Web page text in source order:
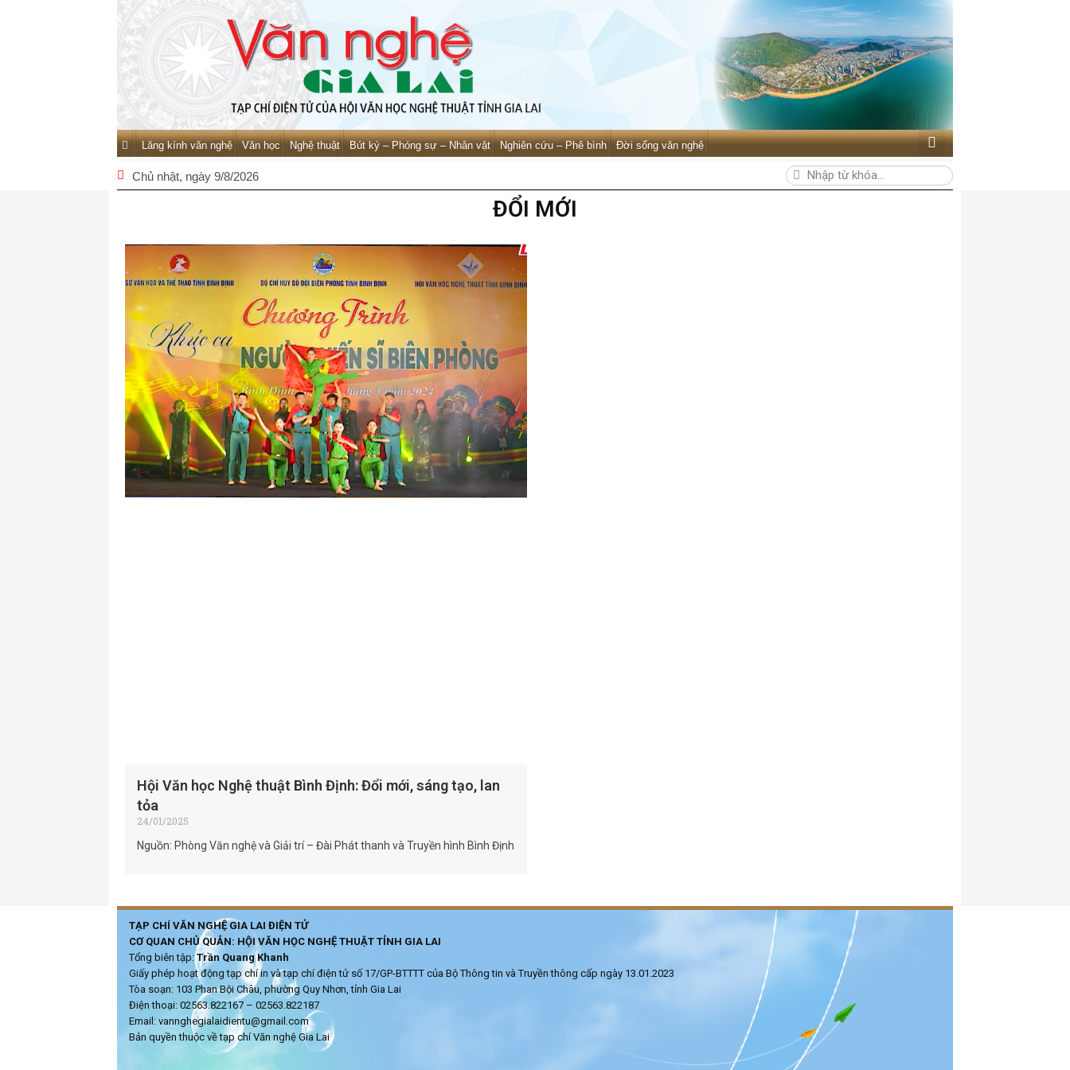
Lăng kính văn nghệ Văn học Nghệ thuật Bút ký – Phóng sự – Nhân vật Nghiên cứu – Phê bình Đời sống văn nghệ
Chủ nhật, ngày 9/8/2026
ĐỔI MỚI
Hội Văn học Nghệ thuật Bình Định: Đổi mới, sáng tạo, lan
tỏa
24/01/2025
Nguồn: Phòng Văn nghệ và Giải trí – Đài Phát thanh và Truyền hình Bình Định
TẠP CHÍ VĂN NGHỆ GIA LAI ĐIỆN TỬ
CƠ QUAN CHỦ QUẢN: HỘI VĂN HỌC NGHỆ THUẬT TỈNH GIA LAI
Tổng biên tập:Trần Quang Khanh
Giấy phép hoạt động tạp chí in và tạp chí điện tử số 17/GP-BTTTT của Bộ Thông tin và Truyền thông cấp ngày 13.01.2023
Tòa soạn: 103 Phan Bội Châu, phường Quy Nhơn, tỉnh Gia Lai
Điện thoại: 02563.822167 – 02563.822187
Email: vannghegialaidientu@gmail.com
Bản quyền thuộc về tạp chí Văn nghệ Gia Lai